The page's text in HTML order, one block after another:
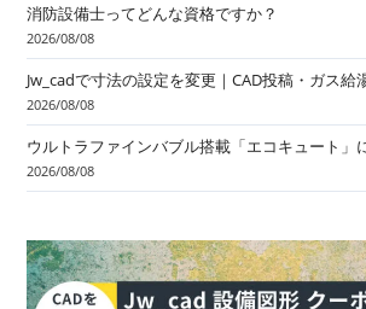
消防設備士ってどんな資格ですか？
2026/08/08
Jw_cadで寸法の設定を変更｜CAD投稿・ガス給
2026/08/08
ウルトラファインバブル搭載「エコキュート」
2026/08/08